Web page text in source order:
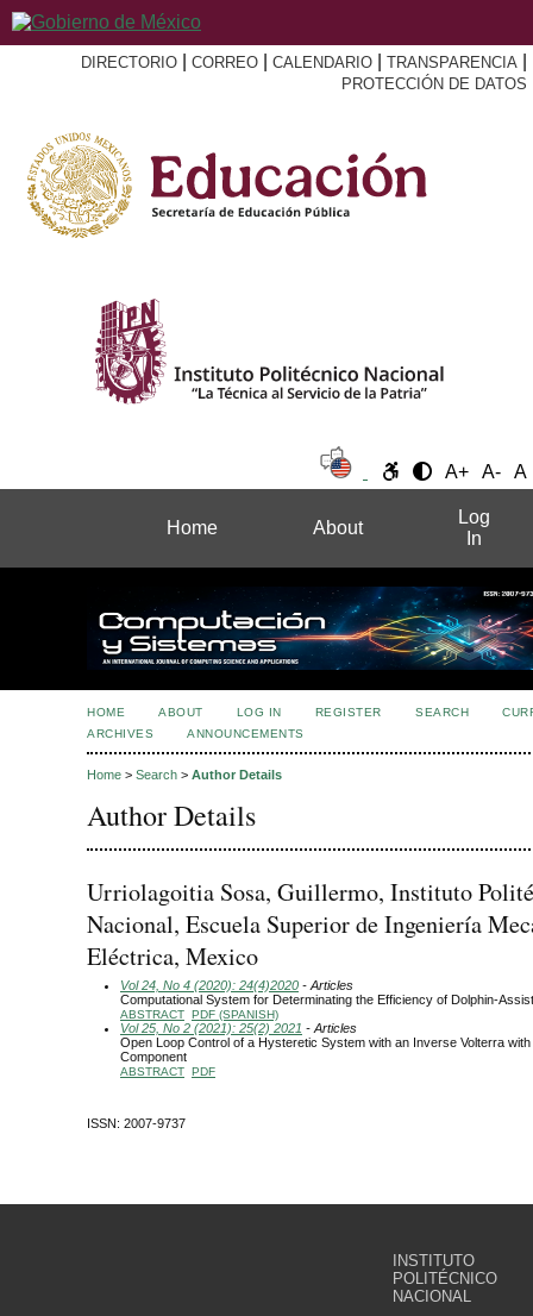
DIRECTORIO CORREO CALENDARIO TRANSPARENCIA
PROTECCIÓN DE DATOS
A+ A- A
Home About
Log
In
HOME ABOUT LOG IN REGISTER SEARCH
ARCHIVES
ANNOUNCEMENTS
Home > Search > Author Details
Author Details
Urriolagoitia Sosa, Guillermo, Instituto
Nacional, Escuela Superior de Ingeniería
Eléctrica, Mexico
Vol 24, No 4 (2020): 24(4)2020 - Articles
Computational System for Determinating the Efficiency of Dolphin-
ABSTRACT PDF (SPANISH)
Vol 25, No 2 (2021): 25(2) 2021 - Articles
Open Loop Control of a Hysteretic System with an Inverse Volterra
Component
ABSTRACT PDF
ISSN: 2007-9737
INSTITUTO
POLITÉCNICO
NACIONAL